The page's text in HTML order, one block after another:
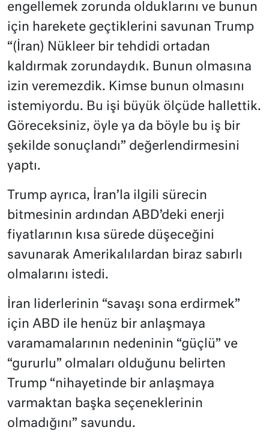
engellemek zorunda olduklarını ve bunun
için harekete geçtiklerini savunan Trump
“(İran) Nükleer bir tehdidi ortadan
kaldırmak zorundaydık. Bunun olmasına
izin veremezdik. Kimse bunun olmasını
istemiyordu. Bu işi büyük ölçüde hallettik.
Göreceksiniz, öyle ya da böyle bu iş bir
şekilde sonuçlandı” değerlendirmesini
yaptı.
Trump ayrıca, İran’la ilgili sürecin
bitmesinin ardından ABD’deki enerji
fiyatlarının kısa sürede düşeceğini
savunarak Amerikalılardan biraz sabırlı
olmalarını istedi.
İran liderlerinin “savaşı sona erdirmek”
için ABD ile henüz bir anlaşmaya
varamamalarının nedeninin “güçlü” ve
“gururlu” olmaları olduğunu belirten
Trump “nihayetinde bir anlaşmaya
varmaktan başka seçeneklerinin
olmadığını” savundu.